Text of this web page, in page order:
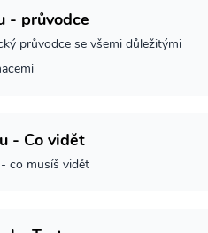
- průvodce
průvodce se všemi důležitými
- Co vidět
co musíš vidět